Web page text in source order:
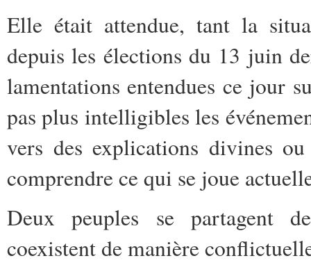
Elle était attendue, tant la
depuis les élections du 13 juin
lamentations entendues ce jour
pas plus intelligibles les
vers des explications divines
comprendre ce qui se joue
Deux peuples se partagent
coexistent de manière